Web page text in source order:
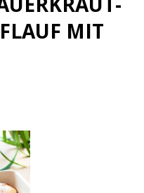
MIT